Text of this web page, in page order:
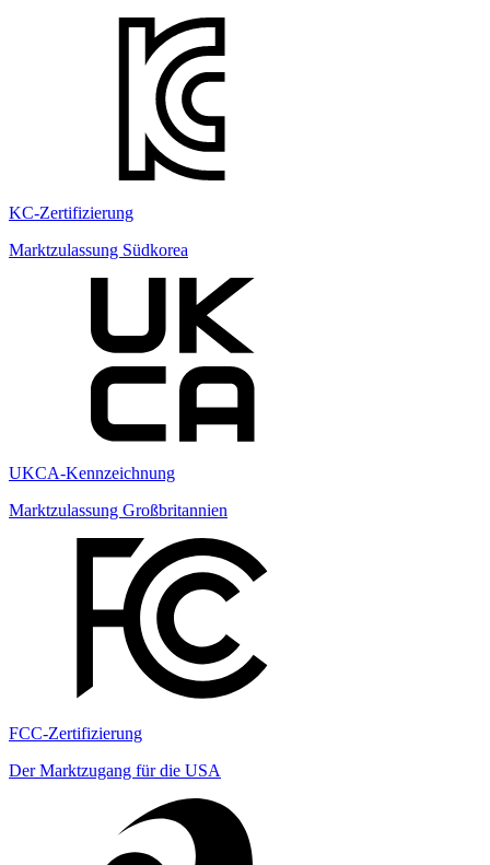
KC-Zertifizierung
Marktzulassung Südkorea
UKCA-Kennzeichnung
Marktzulassung Großbritannien
FCC-Zertifizierung
Der Marktzugang für die USA